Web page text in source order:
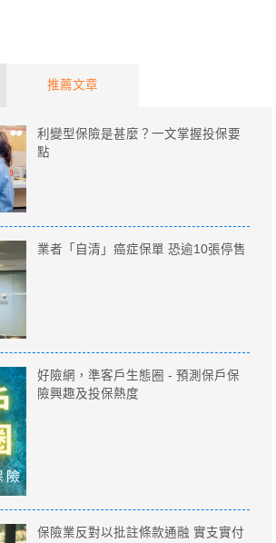
推薦文章
利變型保險是甚麼？一文掌握投保要
點
業者「自清」癌症保單 恐逾10張停售
好險網，準客戶生態圈 - 預測保戶保
險興趣及投保熱度
保險業反對以批註條款通融 實支實付